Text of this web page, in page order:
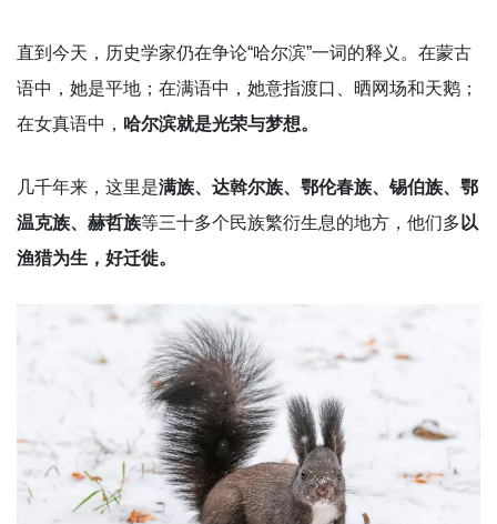
直到今天，历史学家仍在争论“哈尔滨”一词的释义。在蒙古
语中，她是平地；在满语中，她意指渡口、晒网场和天鹅；
在女真语中， 哈尔滨就是光荣与梦想。
几千年来，这里是满族、达斡尔族、鄂伦春族、锡伯族、鄂
温克族、赫哲族等三十多个民族繁衍生息的地方，他们多 以
渔猎为生，好迁徙。